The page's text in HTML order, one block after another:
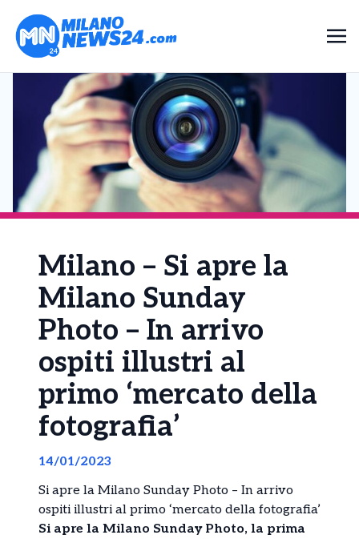
Milano – Si apre la
Milano Sunday
Photo – In arrivo
ospiti illustri al
primo ‘mercato della
fotografia’
14/01/2023
Si apre la Milano Sunday Photo – In arrivo
ospiti illustri al primo ‘mercato della fotografia’
Si apre la Milano Sunday Photo, la prima